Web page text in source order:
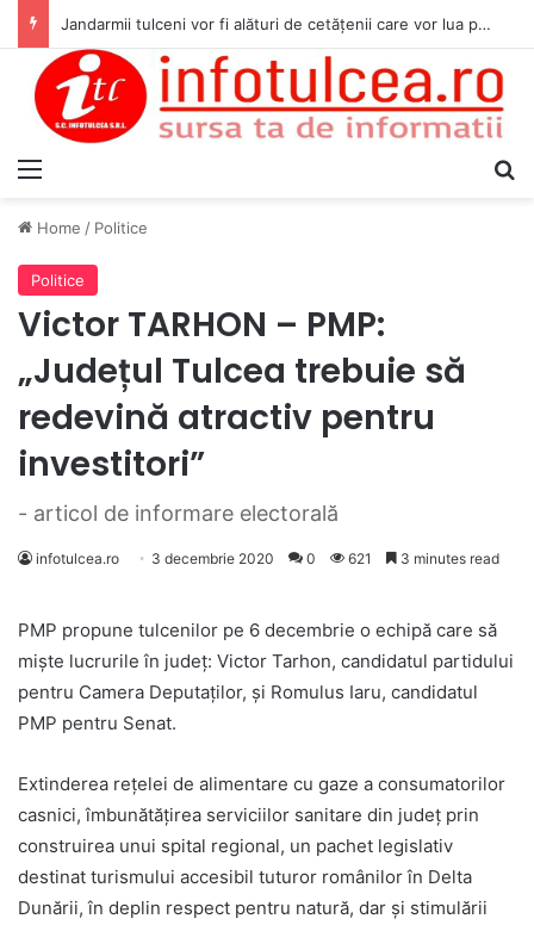
Jandarmii tulceni vor fi alături de cetățenii care vor lua parte la Festivalul Folk Țestos
Home / Politice
Politice
Victor TARHON – PMP:
„Județul Tulcea trebuie să
redevină atractiv pentru
investitori”
- articol de informare electorală
infotulcea.ro 3 decembrie 2020 0 621 3 minutes read
PMP propune tulcenilor pe 6 decembrie o echipă care să
miște lucrurile în județ: Victor Tarhon, candidatul partidului
pentru Camera Deputaților, și Romulus Iaru, candidatul
PMP pentru Senat.
Extinderea rețelei de alimentare cu gaze a consumatorilor
casnici, îmbunătățirea serviciilor sanitare din județ prin
construirea unui spital regional, un pachet legislativ
destinat turismului accesibil tuturor românilor în Delta
Dunării, în deplin respect pentru natură, dar și stimulării